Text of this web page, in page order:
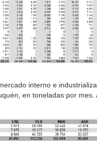
interno e
en toneladas por mes.